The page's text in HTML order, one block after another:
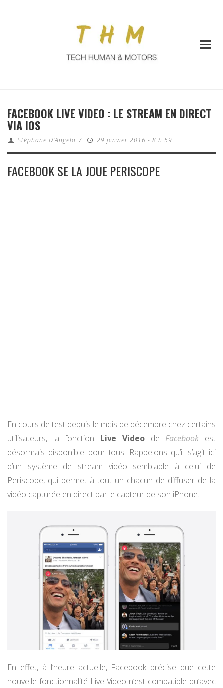
FACEBOOK LIVE VIDEO : LE STREAM EN DIRECT
VIA IOS
Stéphane D'Angelo / 29 janvier 2016 - 8 h 59
FACEBOOK SE LA JOUE PERISCOPE
En cours de test depuis le mois de décembre chez certains
utilisateurs, la fonction Live Videode Facebook est
désormais disponible pour tous. Rappelons qu’il s’agit ici
d’un système de stream vidéo semblable à celui de
Periscope, qui permet à tout un chacun de diffuser de la
vidéo capturée en direct par le capteur de son iPhone.
En effet, à l’heure actuelle, Facebook précise que cette
nouvelle fonctionnalité Live Video n’est compatible qu’avec